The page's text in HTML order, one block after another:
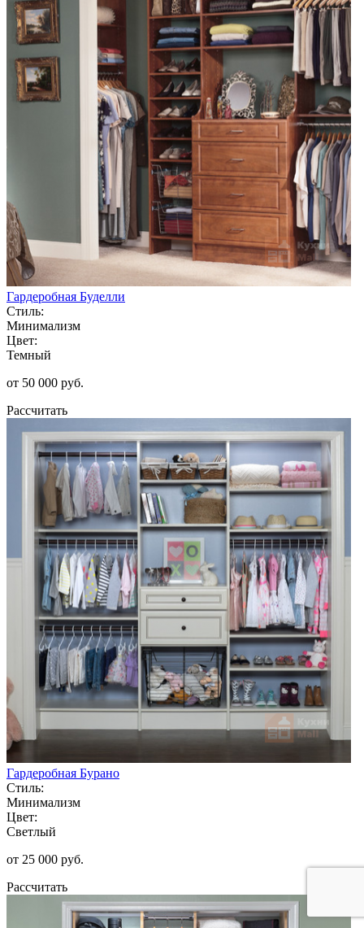
Гардеробная Буделли
Стиль:
Минимализм
Цвет:
Темный
от 50 000 руб.
Рассчитать
Гардеробная Бурано
Стиль:
Минимализм
Цвет:
Светлый
от 25 000 руб.
Рассчитать